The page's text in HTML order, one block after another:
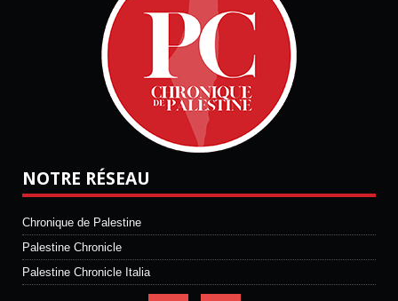
NOTRE RÉSEAU
Chronique de Palestine
Palestine Chronicle
Palestine Chronicle Italia